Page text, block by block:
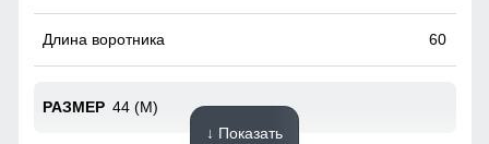
60
44 (M)
↓ Показать